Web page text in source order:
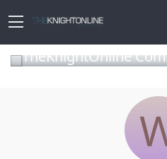
TheKnightOnline